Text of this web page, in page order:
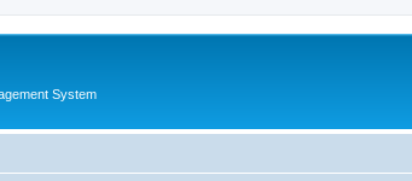
System